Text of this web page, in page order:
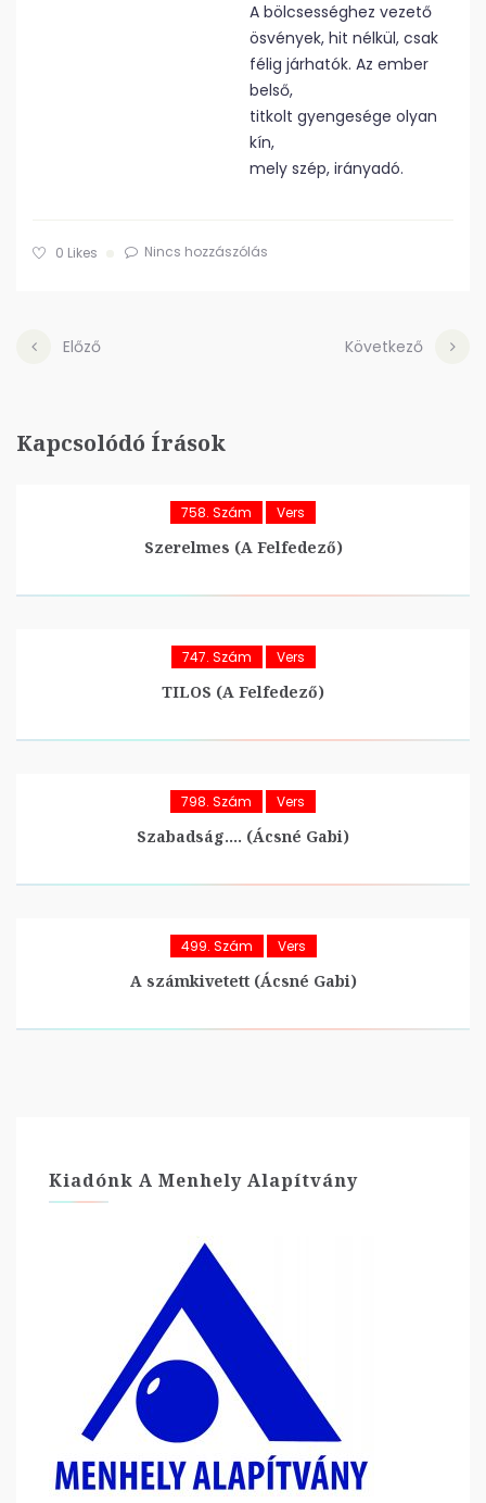
A bölcsességhez vezető
ösvények, hit nélkül, csak
félig járhatók. Az ember
belső,
titkolt gyengesége olyan
kín,
mely szép, irányadó.
0 Likes Nincs hozzászólás
Előző Következő
Kapcsolódó Írások
758. Szám Vers
Szerelmes (A Felfedező)
747. Szám Vers
TILOS (A Felfedező)
798. Szám Vers
Szabadság…. (Ácsné Gabi)
499. Szám Vers
A számkivetett (Ácsné Gabi)
Kiadónk A Menhely Alapítvány